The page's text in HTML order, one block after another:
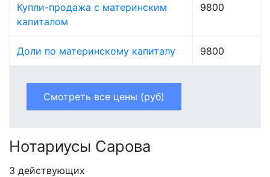
Купли-продажа с материнским
капиталом
9800
Доли по материнскому капиталу 9800
Смотреть все цены (руб)
Нотариусы Сарова
3 действующих